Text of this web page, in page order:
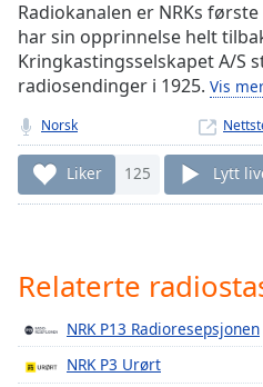
Stream
TypeLIVE
Seek to
currently
live LIVE
Remaining
Time-
Playback
Rate
Chapters
Chapters
Radiokanalen er NRKs
har sin opprinnelse helt
Kringkastingsselskapet A/S
radiosendinger i 1925. Vis
Norsk
Liker 125 Lytt
Relaterte
NRK P13 Radioresepsjonen
NRK P3 Urørt